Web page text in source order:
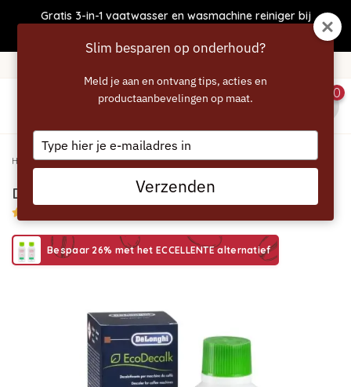
Gratis 3-in-1 vaatwasser en wasmachine reiniger bij
0
Home/DELONGHI EcoDecalk DLSC202 – 200ml
DELONGHI EcoDecalk DLSC202 – 200ml
Bespaar 26% met het ECCELLENTE alternatief
Slim besparen op onderhoud?
Meld je aan en ontvang tips, acties en
productaanbevelingen op maat.
Type
your
email
Verzenden